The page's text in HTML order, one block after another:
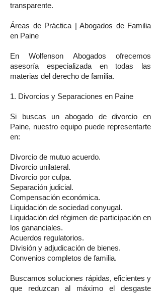
transparente.
Áreas de Práctica | Abogados de Familia
en Paine
En Wolfenson Abogados ofrecemos
asesoría especializada en todas las
materias del derecho de familia.
1. Divorcios y Separaciones en Paine
Si buscas un abogado de divorcio en
Paine, nuestro equipo puede representarte
en:
Divorcio de mutuo acuerdo.
Divorcio unilateral.
Divorcio por culpa.
Separación judicial.
Compensación económica.
Liquidación de sociedad conyugal.
Liquidación del régimen de participación en
los gananciales.
Acuerdos regulatorios.
División y adjudicación de bienes.
Convenios completos de familia.
Buscamos soluciones rápidas, eficientes y
que reduzcan al máximo el desgaste